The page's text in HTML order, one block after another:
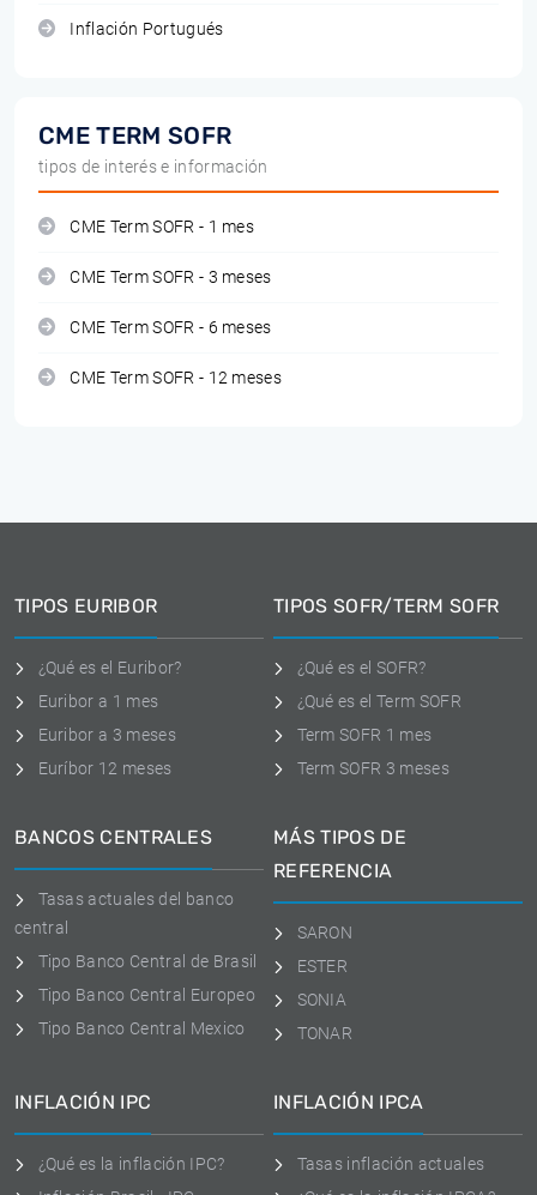
Inflación Portugués
CME TERM SOFR
tipos de interés e información
CME Term SOFR - 1 mes
CME Term SOFR - 3 meses
CME Term SOFR - 6 meses
CME Term SOFR - 12 meses
TIPOS EURIBOR
¿Qué es el Euribor?
Euribor a 1 mes
Euribor a 3 meses
Euríbor 12 meses
TIPOS SOFR/TERM SOFR
¿Qué es el SOFR?
¿Qué es el Term SOFR
Term SOFR 1 mes
Term SOFR 3 meses
BANCOS CENTRALES
Tasas actuales del banco
central
Tipo Banco Central de Brasil
Tipo Banco Central Europeo
Tipo Banco Central Mexico
MÁS TIPOS DE
REFERENCIA
SARON
ESTER
SONIA
TONAR
INFLACIÓN IPC
¿Qué es la inflación IPC?
INFLACIÓN IPCA
Tasas inflación actuales